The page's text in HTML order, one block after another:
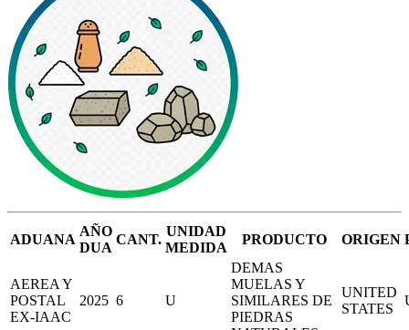
ADUANA
AÑO
DUA
CANT.
UNIDAD
MEDIDA
PRODUCTO ORIGEN
AEREA Y
POSTAL
EX-IAAC
2025 6 U
DEMAS
MUELAS Y
SIMILARES DE
PIEDRAS
UNITED
STATES